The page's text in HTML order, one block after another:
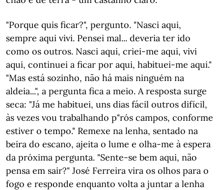
"Porque quis ficar?", pergunto. "Nasci aqui,
sempre aqui vivi. Pensei mal... deveria ter ido
como os outros. Nasci aqui, criei-me aqui, vivi
aqui, continuei a ficar por aqui, habituei-me aqui."
"Mas está sozinho, não há mais ninguém na
aldeia...", a pergunta fica a meio. A resposta surge
seca: "Já me habituei, uns dias fácil outros difícil,
às vezes vou trabalhando p"rós campos, conforme
estiver o tempo." Remexe na lenha, sentado na
beira do escano, ajeita o lume e olha-me à espera
da próxima pergunta. "Sente-se bem aqui, não
pensa em sair?" José Ferreira vira os olhos para o
fogo e responde enquanto volta a juntar a lenha